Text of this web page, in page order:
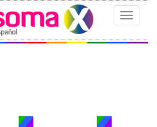
Toggle